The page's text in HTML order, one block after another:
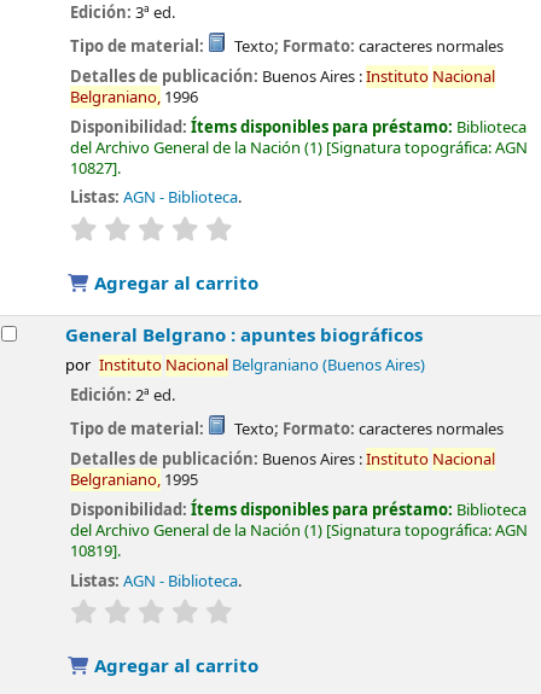
Edición:3ª ed.
Tipo de material:
Texto; Formato: caracteres normales
Detalles de publicación: Buenos Aires :Instituto Nacional
Belgraniano, 1996
Disponibilidad:Ítems disponibles para préstamo: Biblioteca
del Archivo General de la Nación (1) Signatura topográfica:AGN
10827 .
Listas: AGN - Biblioteca.
valoración
Agregar al carrito
General Belgrano : apuntes biográficos
por Instituto NacionalBelgraniano (Buenos Aires)
Edición:2ª ed.
Tipo de material:
Texto; Formato: caracteres normales
Detalles de publicación: Buenos Aires :Instituto Nacional
Belgraniano, 1995
Disponibilidad:Ítems disponibles para préstamo: Biblioteca
del Archivo General de la Nación (1) Signatura topográfica:AGN
10819 .
Listas: AGN - Biblioteca.
valoración
Agregar al carrito